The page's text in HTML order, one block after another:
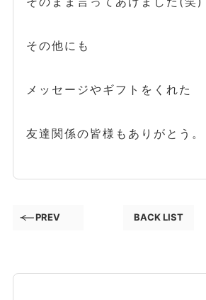
その他にも
メッセージやギフトをくれた
友達関係の皆様もありがとう。
PREV BACK LIST